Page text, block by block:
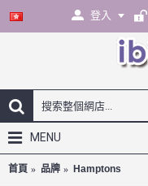
登入
MENU
首頁 品牌 Hamptons